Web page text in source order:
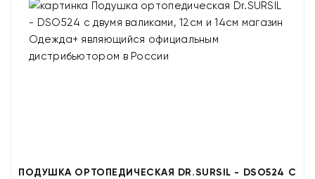
ПОДУШКА ОРТОПЕДИЧЕСКАЯ DR.SURSIL - DSO524 С